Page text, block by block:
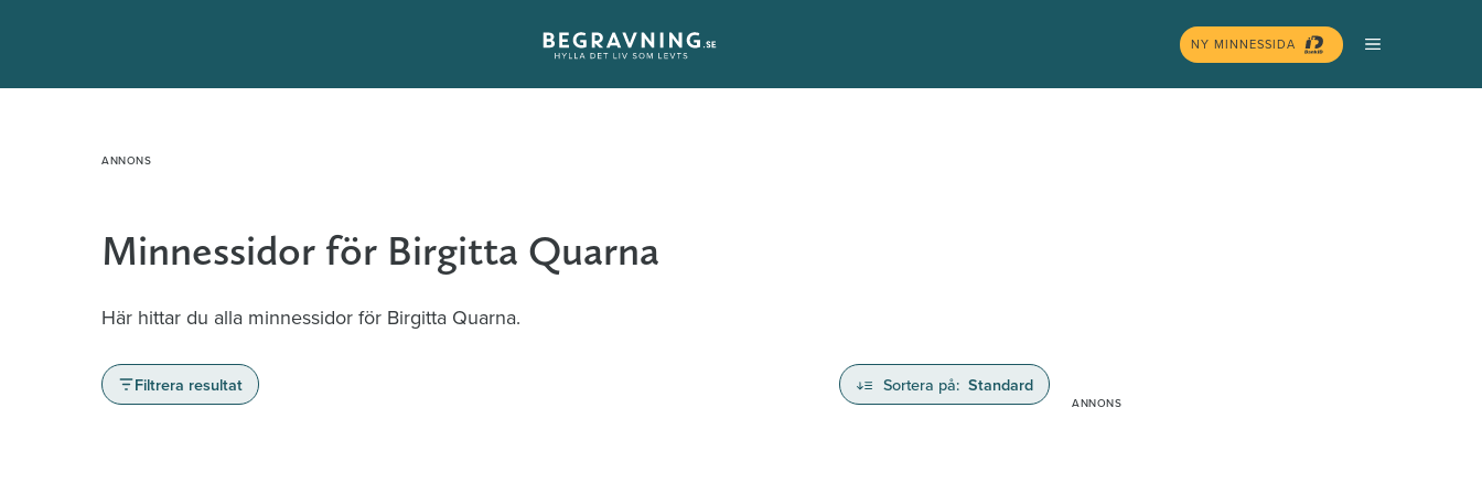
innehåll
NY MINNESSIDA MENY
Minnessidor för Birgitta Quarna
Här hittar du alla minnessidor för Birgitta Quarna.
Filtrera resultat Sortera på: Standard